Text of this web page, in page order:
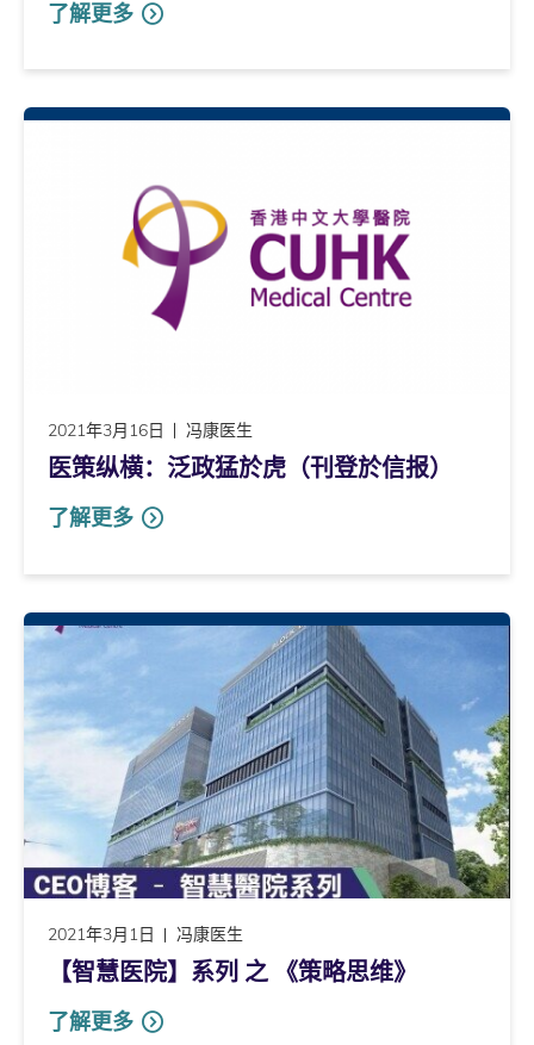
了解更多
2021年3月16日 冯康医生
医策纵横：泛政猛於虎（刊登於信报）
了解更多
2021年3月1日 冯康医生
【智慧医院】系列 之 《策略思维》
了解更多